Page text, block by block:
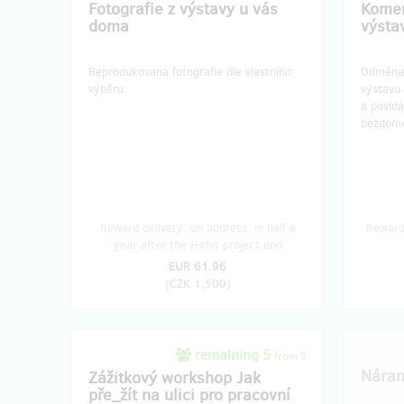
Fotografie z výstavy u vás
doma
Reprodukovaná fotografie dle vlastního
výběru.
EUR 61.96
(CZK 1,500)
a
remaining 5 from 5
Zážitkový workshop Jak
pře_žít na ulici pro pracovní